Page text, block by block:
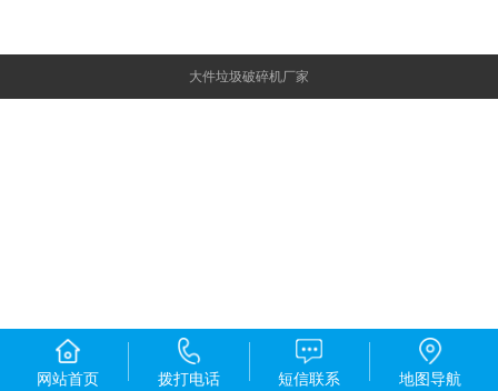
大件垃圾破碎机厂家
网站首页 拨打电话 短信联系 地图导航